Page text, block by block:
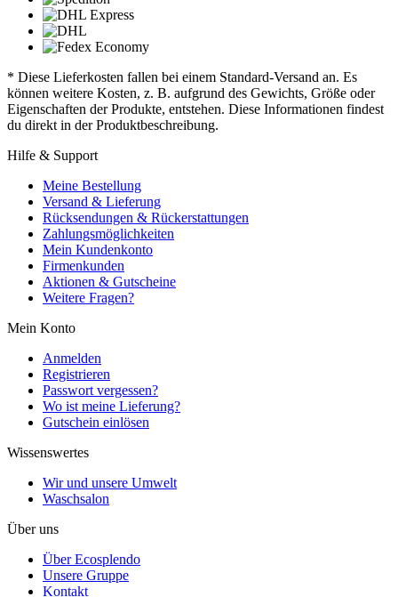
* Diese Lieferkosten fallen bei einem Standard-Versand an. Es
können weitere Kosten, z. B. aufgrund des Gewichts, Größe oder
Eigenschaften der Produkte, entstehen. Diese Informationen findest
du direkt in der Produktbeschreibung.
Hilfe & Support
Meine Bestellung
Versand & Lieferung
Rücksendungen & Rückerstattungen
Zahlungsmöglichkeiten
Mein Kundenkonto
Firmenkunden
Aktionen & Gutscheine
Weitere Fragen?
Mein Konto
Anmelden
Registrieren
Passwort vergessen?
Wo ist meine Lieferung?
Gutschein einlösen
Wissenswertes
Wir und unsere Umwelt
Waschsalon
Über uns
Über Ecosplendo
Unsere Gruppe
Kontakt